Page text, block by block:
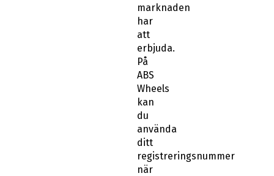
marknaden
har
att
erbjuda.
På
ABS
Wheels
kan
du
använda
ditt
registreringsnummer
när